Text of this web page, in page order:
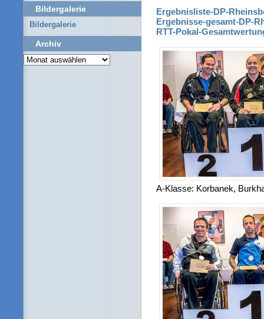
Ergebnisliste-DP-
Ergebnisse-gesamt-DP-
RTT-Pokal-
A-Klasse: Korbanek,
Bildergalerie
Bildergalerie
Archiv
Archiv